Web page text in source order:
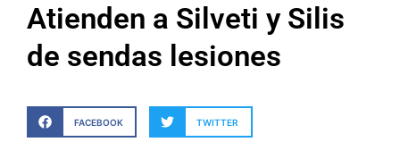
Atienden a Silveti y Silis
de sendas lesiones
FACEBOOK TWITTER